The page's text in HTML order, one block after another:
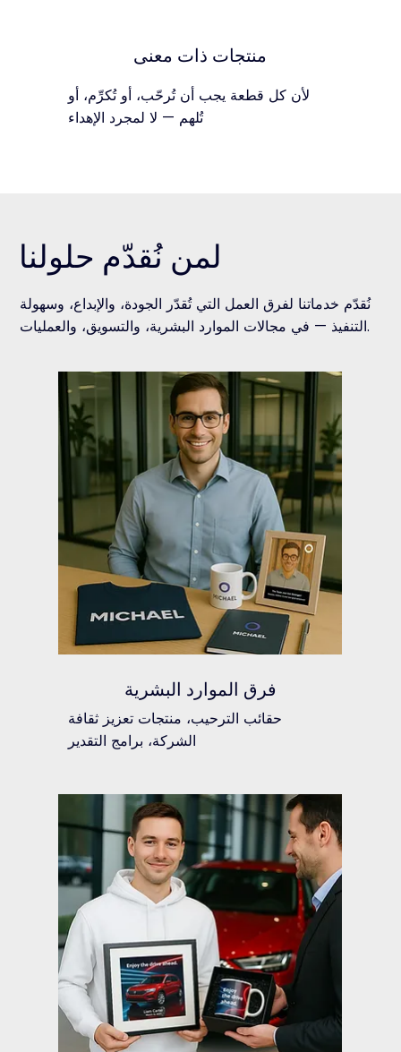
منتجات ذات معنى
لأن كل قطعة يجب أن تُرحّب، أو تُكرِّم، أو
تُلهم — لا لمجرد الإهداء
لمن نُقدّم حلولنا
نُقدّم خدماتنا لفرق العمل التي تُقدّر الجودة، والإبداع، وسهولة
التنفيذ — في مجالات الموارد البشرية، والتسويق، والعمليات.
فرق الموارد البشرية
حقائب الترحيب، منتجات تعزيز ثقافة
الشركة، برامج التقدير